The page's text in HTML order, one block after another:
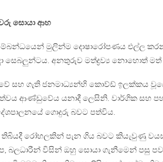
සොයා ආහ
මුලින්ම දොෂාරෝපණය එල්ල
සෙබලුන්ටය. අනතුරුව මත්ද්‍රව්‍ය නොහොත්
සහ ගැති ජනමාධ්‍යන්හි කොව්ඩ් ඉලක්කය වූයේ
ආණ්ඩුවේය යනාදී ලෙසිනි. වාර්ගික සහ
ගොදුරු බවට පත්විය.
රෝහලකින් පැන ගිය බවට කියැවුණු
බලධාරීන් විසින් ඔහු සොයා ගැනීමෙන් පසු